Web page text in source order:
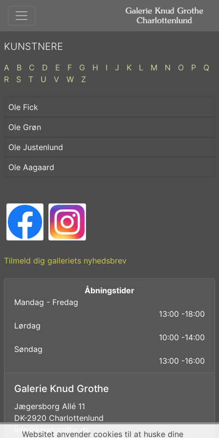
KUNSTNERE
A B C D E F G H I J K L M N O P
Q
R
S T U V W Z
Ole Fick
Ole Grøn
Ole Justenlund
Ole Aagaard
Tilmeld dig galleriets nyhedsbrev
Åbningstider
Mandag - Fredag
13:00 -18:00
Lørdag
10:00 -14:00
Søndag
13:00 -16:00
Galerie Knud Grothe
Jægersborg Allé 11
DK-2920 Charlottenlund
info@knudgrothe.dk
Websitet anvender cookies til at huske dine